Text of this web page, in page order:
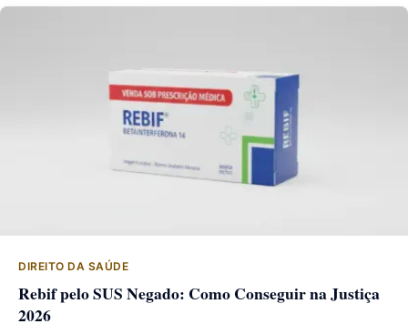
DIREITO DA SAÚDE
Rebif pelo SUS Negado: Como Conseguir na Justiça
2026